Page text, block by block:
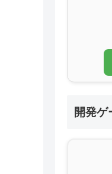
開発ゲ